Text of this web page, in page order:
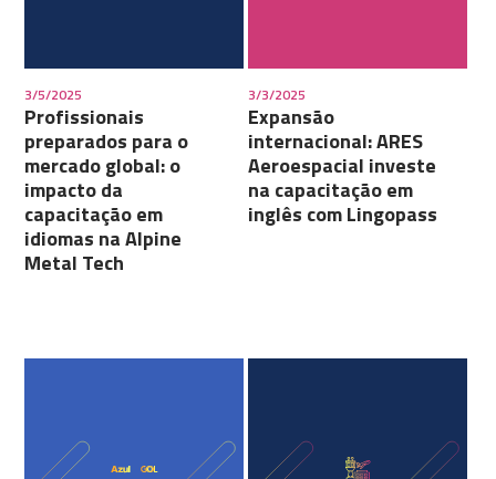
3/5/2025
Profissionais
preparados para o
mercado global: o
impacto da
capacitação em
idiomas na Alpine
Metal Tech
3/3/2025
Expansão
internacional: ARES
Aeroespacial investe
na capacitação em
inglês com Lingopass